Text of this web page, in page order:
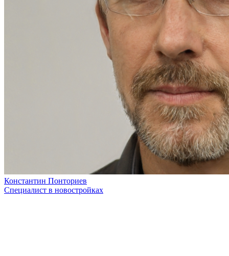
Константин Понториев
Специалист в новостройках